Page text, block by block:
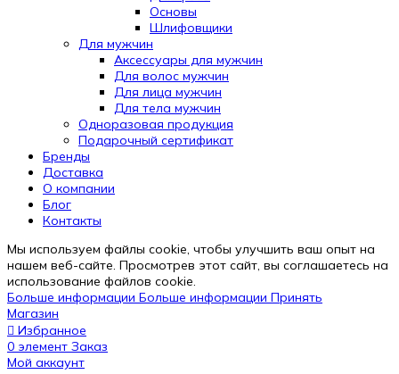
Основы
Шлифовщики
Для мужчин
Аксессуары для мужчин
Для волос мужчин
Для лица мужчин
Для тела мужчин
Одноразовая продукция
Подарочный сертификат
Automatically
Hierarchic
Categories
Menu
Version
2.0.12
|
Author:
Au
|
Docs:
Бренды
Доставка
О компании
Блог
Контакты
Мы используем файлы cookie, чтобы улучшить ваш опыт на
нашем веб-сайте. Просмотрев этот сайт, вы соглашаетесь на
использование файлов cookie.
Больше информации Больше информации Принять
Магазин
Избранное
0 элемент Заказ
Мой аккаунт